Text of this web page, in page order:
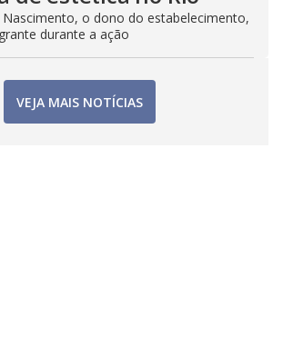
Nascimento, o dono do estabelecimento,
durante a ação
VEJA MAIS NOTÍCIAS